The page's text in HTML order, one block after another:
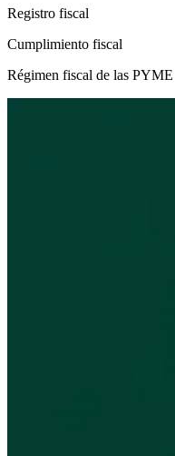
Registro fiscal
Cumplimiento fiscal
Régimen fiscal de las PYME